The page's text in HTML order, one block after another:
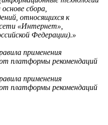
сбора,
относящихся к
«Интернет»,
Федерации).»
применения
платформы рекомендаций
применения
платформы рекомендаций